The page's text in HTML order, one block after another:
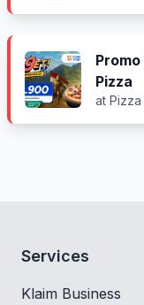
Pizza
at
Services
Klaim Business